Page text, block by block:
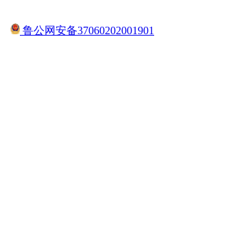
鲁公网安备37060202001901